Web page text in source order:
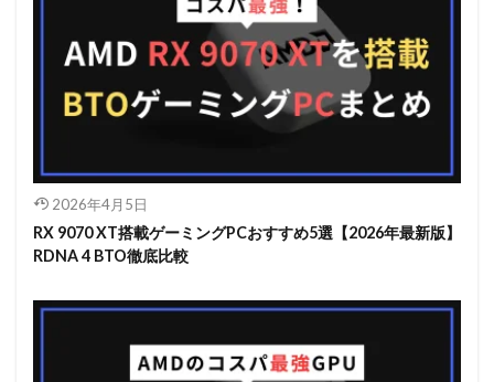
2026年4月5日
RX 9070 XT搭載ゲーミングPCおすすめ5選【2026年最新版】
RDNA 4 BTO徹底比較